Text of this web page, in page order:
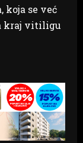
koja se već
kraj vitiligu